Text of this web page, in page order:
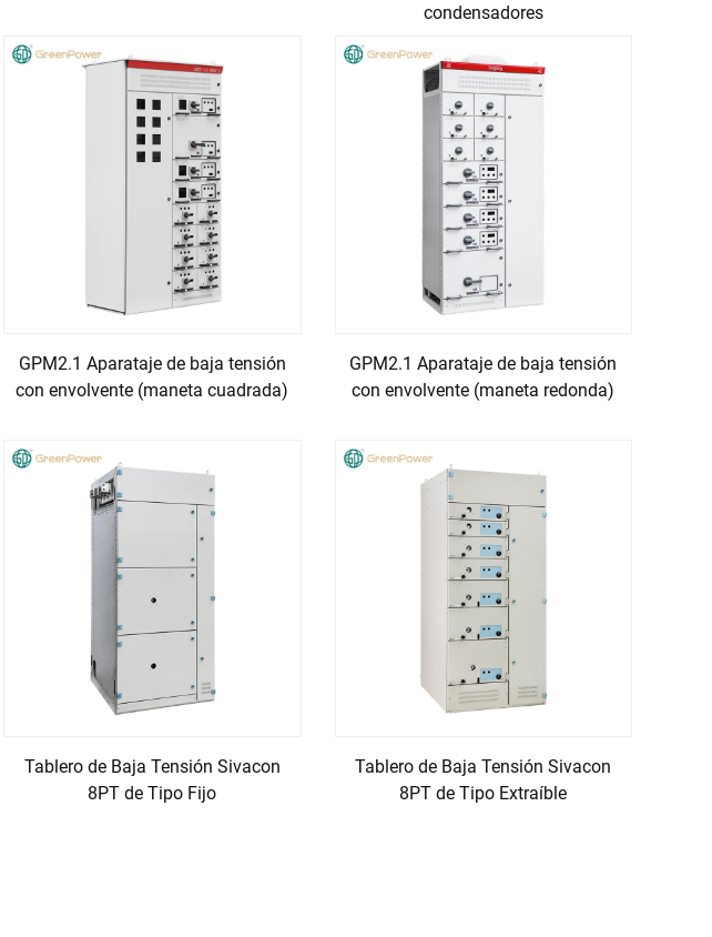
condensadores
GPM2.1 Aparataje de baja tensión
con envolvente (maneta cuadrada)
GPM2.1 Aparataje de baja tensión
con envolvente (maneta redonda)
Tablero de Baja Tensión Sivacon
8PT de Tipo Fijo
Tablero de Baja Tensión Sivacon
8PT de Tipo Extraíble